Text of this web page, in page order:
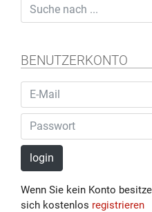
BENUTZERKONTO
login
Wenn Sie kein Konto
sich kostenlos registrieren